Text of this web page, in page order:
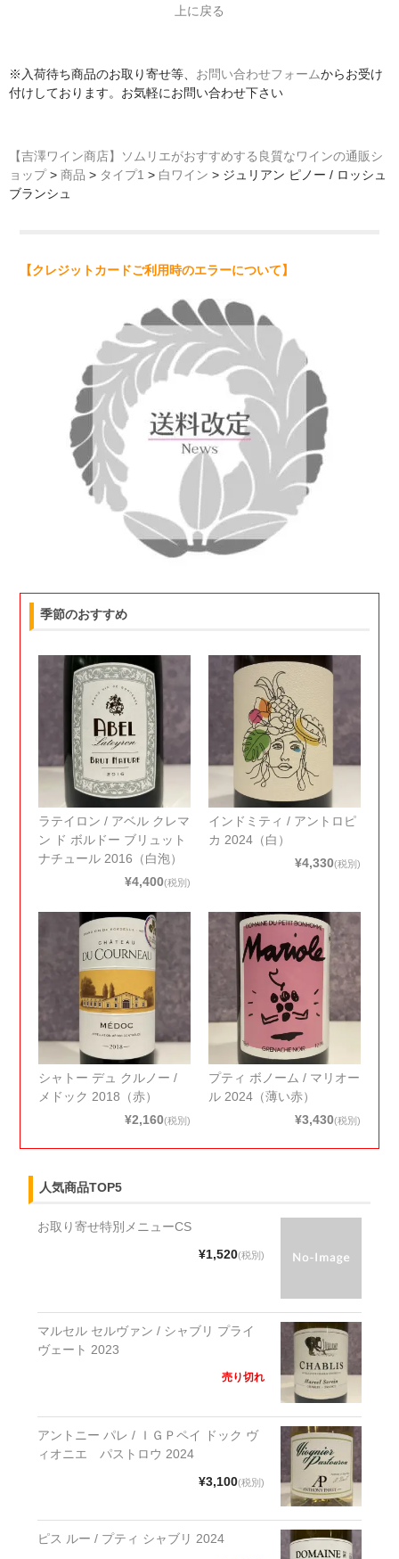
上に戻る
※入荷待ち商品のお取り寄せ等、 お問い合わせフォームからお受け
付けしております。お気軽にお問い合わせ下さい
【吉澤ワイン商店】ソムリエがおすすめする良質なワインの通販シ
ョップ> 商品 > タイプ1 > 白ワイン > ジュリアン ピノー / ロッシュ
ブランシュ
【クレジットカードご利用時のエラーについて】
季節のおすすめ
ラテイロン / アベル クレマ
ン ド ボルドー ブリュット
ナチュール 2016（白泡）
¥4,400(税別)
インドミティ / アントロピ
カ 2024（白）
¥4,330(税別)
シャトー デュ クルノー /
メドック 2018（赤）
¥2,160(税別)
プティ ボノーム / マリオー
ル 2024（薄い赤）
¥3,430(税別)
人気商品TOP5
お取り寄せ特別メニューCS
¥1,520(税別)
マルセル セルヴァン / シャブリ プライ
ヴェート 2023
売り切れ
アントニー パレ / ＩＧＰペイ ドック ヴ
ィオニエ パストロウ 2024
¥3,100(税別)
ピス ルー / プティ シャブリ 2024